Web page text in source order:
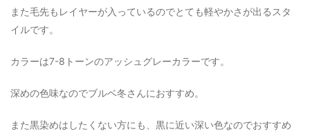
また毛先もレイヤーが入っているのでとても軽やかさが出るスタ
イルです。
カラーは7-8トーンのアッシュグレーカラーです。
深めの色味なのでブルベ冬さんにおすすめ。
また黒染めはしたくない方にも、黒に近い深い色なのでおすすめ